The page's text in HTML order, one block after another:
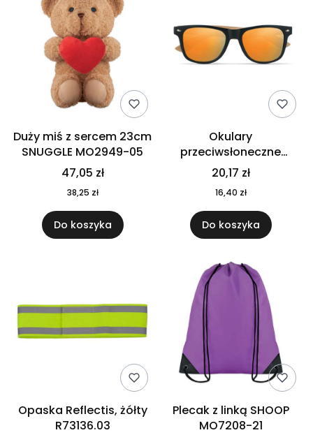
Duży miś z sercem 23cm
SNUGGLE MO2949-05
47,05 zł
38,25 zł
Do koszyka
Okulary
przeciwsłoneczne
CALIFORNIA TOUCH
MO9617-10
20,17 zł
16,40 zł
Do koszyka
Opaska Reflectis, żółty
R73136.03
Plecak z linką SHOOP
MO7208-21